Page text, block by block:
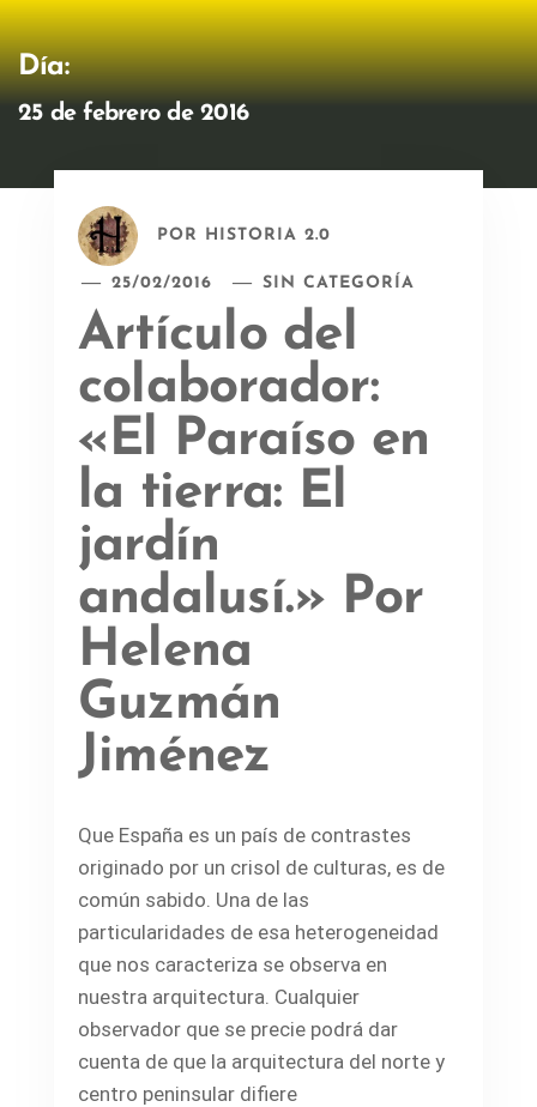
Día:
25 de febrero de 2016
POR HISTORIA 2.0
25/02/2016 SIN CATEGORÍA
Artículo del
colaborador:
«El Paraíso en
la tierra: El
jardín
andalusí.» Por
Helena
Guzmán
Jiménez
Que España es un país de contrastes
originado por un crisol de culturas, es de
común sabido. Una de las
particularidades de esa heterogeneidad
que nos caracteriza se observa en
nuestra arquitectura. Cualquier
observador que se precie podrá dar
cuenta de que la arquitectura del norte y
centro peninsular difiere